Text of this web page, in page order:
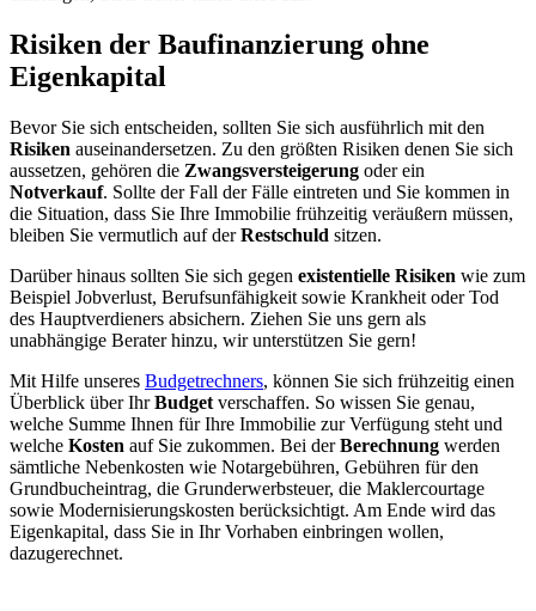
Risiken der Baufinanzierung ohne
Eigenkapital
Bevor Sie sich entscheiden, sollten Sie sich ausführlich mit den
Risiken auseinandersetzen. Zu den größten Risiken denen Sie sich
aussetzen, gehören die Zwangsversteigerung oder ein
Notverkauf. Sollte der Fall der Fälle eintreten und Sie kommen in
die Situation, dass Sie Ihre Immobilie frühzeitig veräußern müssen,
bleiben Sie vermutlich auf derRestschuld sitzen.
Darüber hinaus sollten Sie sich gegen existentielle Risiken wie zum
Beispiel Jobverlust, Berufsunfähigkeit sowie Krankheit oder Tod
des Hauptverdieners absichern. Ziehen Sie uns gern als
unabhängige Berater hinzu, wir unterstützen Sie gern!
Mit Hilfe unseres Budgetrechners, können Sie sich frühzeitig einen
Überblick über IhrBudget verschaffen. So wissen Sie genau,
welche Summe Ihnen für Ihre Immobilie zur Verfügung steht und
welche Kosten auf Sie zukommen. Bei derBerechnung werden
sämtliche Nebenkosten wie Notargebühren, Gebühren für den
Grundbucheintrag, die Grunderwerbsteuer, die Maklercourtage
sowie Modernisierungskosten berücksichtigt. Am Ende wird das
Eigenkapital, dass Sie in Ihr Vorhaben einbringen wollen,
dazugerechnet.